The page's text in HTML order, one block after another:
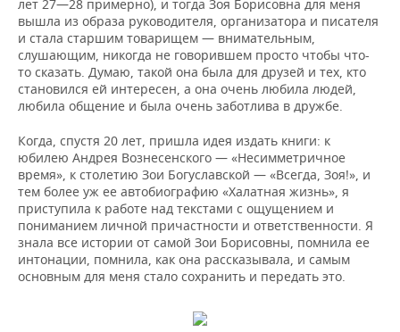
лет 27—28 примерно), и тогда Зоя Борисовна для меня
вышла из образа руководителя, организатора и писателя
и стала старшим товарищем — внимательным,
слушающим, никогда не говорившем просто чтобы что-
то сказать. Думаю, такой она была для друзей и тех, кто
становился ей интересен, а она очень любила людей,
любила общение и была очень заботлива в дружбе.
Когда, спустя 20 лет, пришла идея издать книги: к
юбилею Андрея Вознесенского — «Несимметричное
время», к столетию Зои Богуславской — «Всегда, Зоя!», и
тем более уж ее автобиографию «Халатная жизнь», я
приступила к работе над текстами с ощущением и
пониманием личной причастности и ответственности. Я
знала все истории от самой Зои Борисовны, помнила ее
интонации, помнила, как она рассказывала, и самым
основным для меня стало сохранить и передать это.